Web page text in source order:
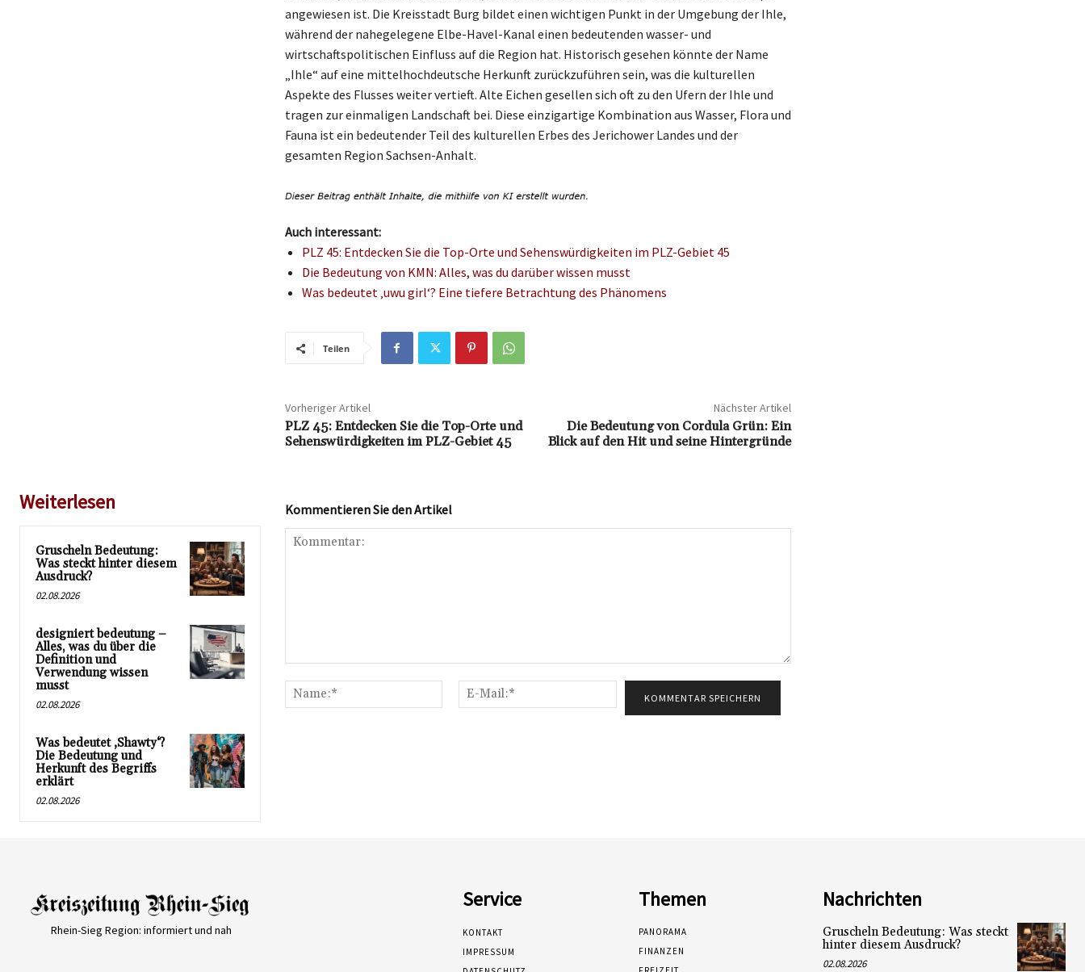
angewiesen ist. Die Kreisstadt Burg bildet einen wichtigen Punkt in der Umgebung der Ihle,
während der nahegelegene Elbe-Havel-Kanal einen bedeutenden wasser- und
wirtschaftspolitischen Einfluss auf die Region hat. Historisch gesehen könnte der Name
„Ihle“ auf eine mittelhochdeutsche Herkunft zurückzuführen sein, was die kulturellen
Aspekte des Flusses weiter vertieft. Alte Eichen gesellen sich oft zu den Ufern der Ihle und
tragen zur einmaligen Landschaft bei. Diese einzigartige Kombination aus Wasser, Flora und
Fauna ist ein bedeutender Teil des kulturellen Erbes des Jerichower Landes und der
gesamten Region Sachsen-Anhalt.
Auch interessant:
PLZ 45: Entdecken Sie die Top-Orte und Sehenswürdigkeiten im PLZ-Gebiet 45
Die Bedeutung von KMN: Alles, was du darüber wissen musst
Was bedeutet ‚uwu girl‘? Eine tiefere Betrachtung des Phänomens
Teilen
Vorheriger Artikel
PLZ 45: Entdecken Sie die Top-Orte und
Sehenswürdigkeiten im PLZ-Gebiet 45
Nächster Artikel
Die Bedeutung von Cordula Grün: Ein
Blick auf den Hit und seine Hintergründe
Weiterlesen
Gruscheln Bedeutung:
Was steckt hinter diesem
Ausdruck?
02.08.2026
designiert bedeutung –
Alles, was du über die
Definition und
Verwendung wissen
musst
02.08.2026
Was bedeutet ‚Shawty‘?
Die Bedeutung und
Herkunft des Begriffs
erklärt
02.08.2026
Kommentieren Sie den Artikel
Name:*
Mail:*
Rhein-Sieg Region: informiert und nah
Service
KONTAKT
IMPRESSUM
Themen
PANORAMA
FINANZEN
Nachrichten
Gruscheln Bedeutung: Was steckt
hinter diesem Ausdruck?
02.08.2026